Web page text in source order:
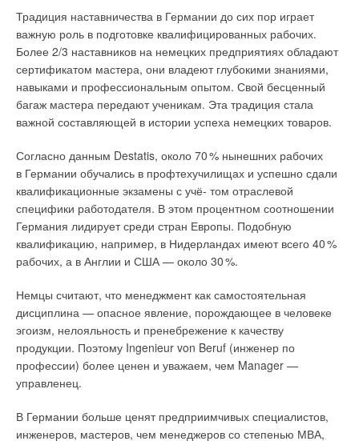
Традиция наставничества в Германии до сих пор играет
важную роль в подготовке квалифицированных рабочих.
Более 2/3 наставников на немецких предприятиях обладают
сертификатом мастера, они владеют глубокими знаниями,
навыками и профессиональным опытом. Свой бесценный
багаж мастера передают ученикам. Эта традиция стала
важной составляющей в истории успеха немецких товаров.
Согласно данным Destatis, около 70% нынешних рабочих
в Германии обучались в профтехучилищах и успешно сдали
квалификационные экзамены с учё- том отраслевой
специфики работодателя. В этом процентном соотношении
Германия лидирует среди стран Европы. Подобную
квалификацию, например, в Нидерландах имеют всего 40%
рабочих, а в Англии и США — около 30%.
Немцы считают, что менеджмент как самостоятельная
дисциплина — опасное явление, порождающее в человеке
эгоизм, нелояльность и пренебрежение к качеству
продукции. Поэтому Ingenieur von Beruf (инженер по
профессии) более ценен и уважаем, чем Manager —
управленец.
В Германии больше ценят предприимчивых специалистов,
инженеров, мастеров, чем менеджеров со степенью МВА,